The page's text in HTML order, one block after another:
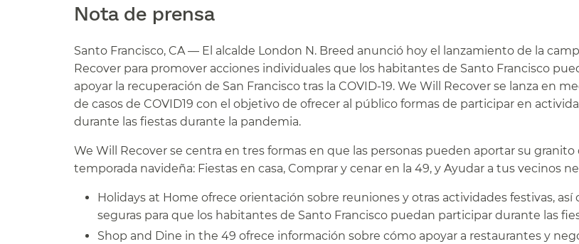
Nota de prensa​​
Santo Francisco, CA — El alcalde London N. Breed anunció hoy el lanzamiento de la
Recover para promover acciones individuales que los habitantes de Santo Francisco
apoyar la recuperación de San Francisco tras la COVID-19. We Will Recover se lanza en
de casos de COVID19 con el objetivo de ofrecer al público formas de participar en
durante las fiestas durante la pandemia.​​
We Will Recover se centra en tres formas en que las personas pueden aportar su granito
temporada navideña: Fiestas en casa, Comprar y cenar en la 49, y Ayudar a tus vecinos
Holidays at Home ofrece orientación sobre reuniones y otras actividades festivas, así
seguras para que los habitantes de Santo Francisco puedan participar durante las
Shop and Dine in the 49 ofrece información sobre cómo apoyar a restaurantes y